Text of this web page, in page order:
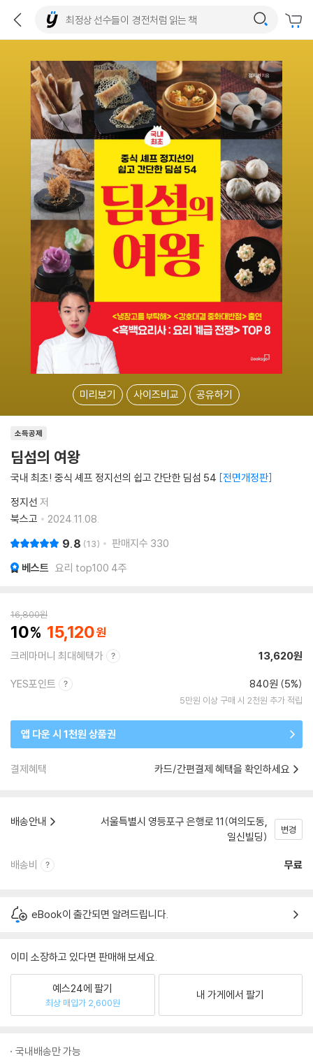
미리보기 사이즈비교 공유하기
소득공제
딤섬의 여왕
국내 최초! 중식 셰프 정지선의 쉽고 간단한 딤섬 54 전면개정판
정지선 저
북스고
2024.11.08.
9.8 13 판매지수 330
베스트 요리 top100 4주
16,800원
10 15,120
크레마머니 최대혜택가 13,620원
YES포인트 840원 (5%)
5만원 이상 구매 시 2천원 추가 적립
앱 다운 시 1천원 상품권
결제혜택 카드/간편결제 혜택을 확인하세요
배송안내
서울특별시 영등포구 은행로 11(여의도동,
일신빌딩)
변경
배송비 무료
eBook이 출간되면 알려드립니다.
이미 소장하고 있다면 판매해 보세요.
예스24에 팔기
최상 매입가 2,600원
내 가게에서 팔기
국내배송만 가능